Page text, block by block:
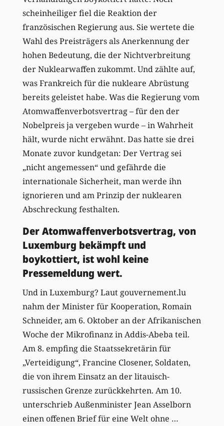
scheinheiliger fiel die Reaktion der
französischen Regierung aus. Sie wertete die
Wahl des Preisträgers als Anerkennung der
hohen Bedeutung, die der Nichtverbreitung
der Nuklearwaffen zukommt. Und zählte auf,
was Frankreich für die nukleare Abrüstung
bereits geleistet habe. Was die Regierung vom
Atomwaffenverbotsvertrag – für den der
Nobelpreis ja vergeben wurde – in Wahrheit
hält, wurde nicht erwähnt. Das hatte sie drei
Monate zuvor kundgetan: Der Vertrag sei
„nicht angemessen“ und gefährde die
internationale Sicherheit, man werde ihn
ignorieren und am Prinzip der nuklearen
Abschreckung festhalten.
Der Atomwaffenverbotsvertrag, von
Luxemburg bekämpft und
boykottiert, ist wohl keine
Pressemeldung wert.
Und in Luxemburg? Laut gouvernement.lu
nahm der Minister für Kooperation, Romain
Schneider, am 6. Oktober an der Afrikanischen
Woche der Mikrofinanz in Addis-Abeba teil.
Am 8. empfing die Staatssekretärin für
„Verteidigung“, Francine Closener, Soldaten,
die von ihrem Einsatz an der litauisch-
russischen Grenze zurückkehrten. Am 10.
unterschrieb Außenminister Jean Asselborn
einen offenen Brief für eine Welt ohne …